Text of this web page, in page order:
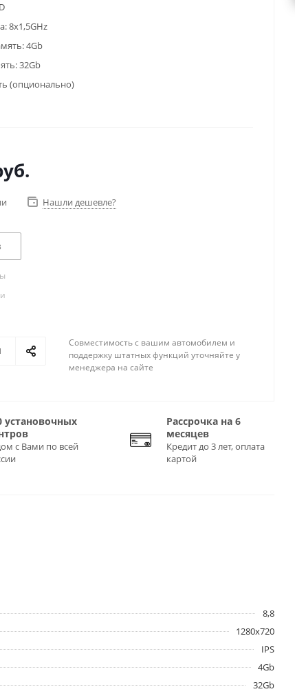
8x1,5GHz
4Gb
32Gb
(опционально)
Нашли дешевле?
Совместимость с вашим автомобилем и
поддержку штатных функций уточняйте у
менеджера на сайте
установочных
с Вами по всей
Рассрочка на 6
месяцев
Кредит до 3 лет, оплата
картой
8,8
1280x720
IPS
4Gb
32Gb